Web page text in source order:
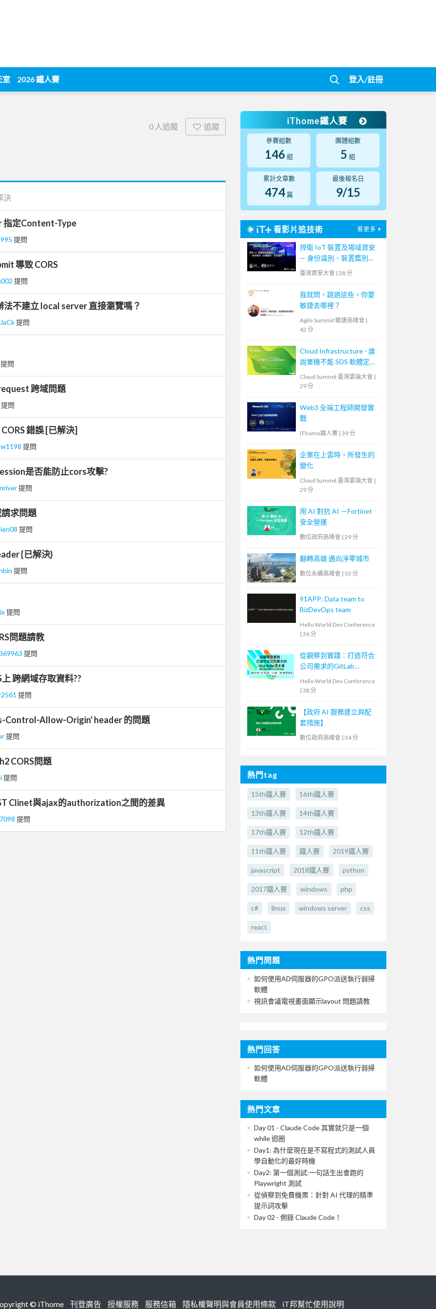
室 2026 鐵人賽 登入/註冊
0 人追蹤 追蹤
決
指定Content-Type
提問
導致 CORS
提問
不建立 local server 直接瀏覽嗎？
提問
提問
跨域問題
提問
錯誤 [已解決]
提問
是否能防止cors攻擊?
提問
求問題
提問
{已解決}
提問
提問
問題請教
提問
跨網域存取資料??
提問
Control-Allow-Origin' header 的問題
提問
CORS問題
提問
Clinet與ajax的authorization之間的差異
提問
iThome鐵人賽
參賽組數
146 組
團體組數
5 組
累計文章數
474 篇
最後報名日
9/15
看影片追技術 看更多
捍衛 IoT 裝置及場域資安
— 身份識別、裝置鑑別、
災害還原
臺灣資安大會 | 28 分
我就問，跳過這些，你要
敏捷去哪裡？
Agile Summit 敏捷高峰會 |
42 分
Cloud Infrastructure - 誰
說單機不能 SDS 軟體定義
Cloud Summit 臺灣雲端大會 |
29 分
Web3 全端工程師開發實
戰
iThome鐵人賽 | 39 分
企業在上雲時，所發生的
變化
Cloud Summit 臺灣雲端大會 |
29 分
用 AI 對抗 AI －Fortinet
安全營運
數位政府高峰會 | 29 分
翻轉高雄 邁向淨零城市
數位永續高峰會 | 33 分
91APP: Data team to
BizDevOps team
Hello World Dev Conference
| 36 分
從觀察到實踐：打造符合
公司需求的GitLab
Hello World Dev Conference
| 38 分
【政府 AI 服務建立與配
套措施】
數位政府高峰會 | 34 分
熱門tag
15th鐵人賽 16th鐵人賽
13th鐵人賽 14th鐵人賽
17th鐵人賽 12th鐵人賽
11th鐵人賽 鐵人賽 2019鐵人賽
javascript 2018鐵人賽 python
2017鐵人賽 windows php
c# linux windows server css
react
熱門問題
如何使用AD伺服器的GPO派送執行弱掃
軟體
視訊會議電視畫面顯示layout 問題請教
熱門回答
如何使用AD伺服器的GPO派送執行弱掃
軟體
熱門文章
Day 01 - Claude Code 其實就只是一個
while 迴圈
Day1: 為什麼現在是不寫程式的測試人員
學自動化的最好時機
Day2: 第一個測試:一句話生出會跑的
Playwright 測試
從偵察到免費機票：針對 AI 代理的精準
提示詞攻擊
Day 02 - 側錄 Claude Code！
© iThome 刊登廣告 授權服務 服務信箱 隱私權聲明與會員使用條款 iT邦幫忙使用說明